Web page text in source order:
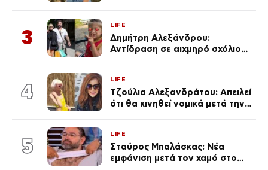
του Θεού»
3
LIFE
Δημήτρη Αλεξάνδρου:
Αντίδραση σε αιχμηρό σχόλιο
4
LIFE
Τζούλια Αλεξανδράτου: Απειλεί
ότι θα κινηθεί νομικά μετά την
5
LIFE
Σταύρος Μπαλάσκας: Νέα
εμφάνιση μετά τον χαμό στο